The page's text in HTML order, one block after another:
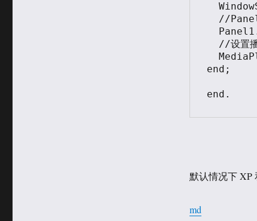
end;
默认情况下 XP
md